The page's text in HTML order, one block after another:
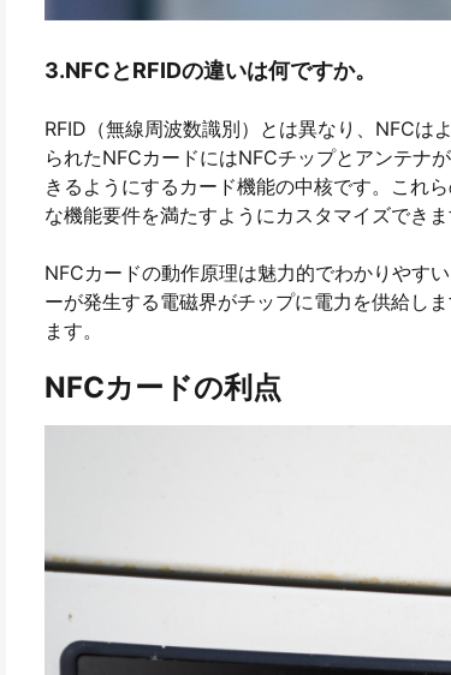
3.NFCとRFIDの違いは何ですか。
RFID（無線周波数識別）とは異なり、NFCは
られたNFCカードにはNFCチップとアンテナ
きるようにするカード機能の中核です。これ
な機能要件を満たすようにカスタマイズできま
NFCカードの動作原理は魅力的でわかりやす
ーが発生する電磁界がチップに電力を供給し
ます。
NFCカードの利点